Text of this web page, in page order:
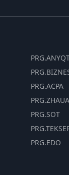
PRG.ACPA
PRG.SOT
PRG.EDO